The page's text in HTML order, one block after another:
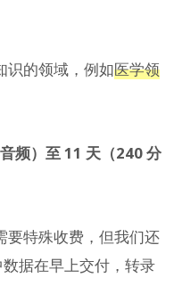
识的领域，例如医学领
频）至 11 天（240 分
要特殊收费，但我们还
据在早上交付，转录